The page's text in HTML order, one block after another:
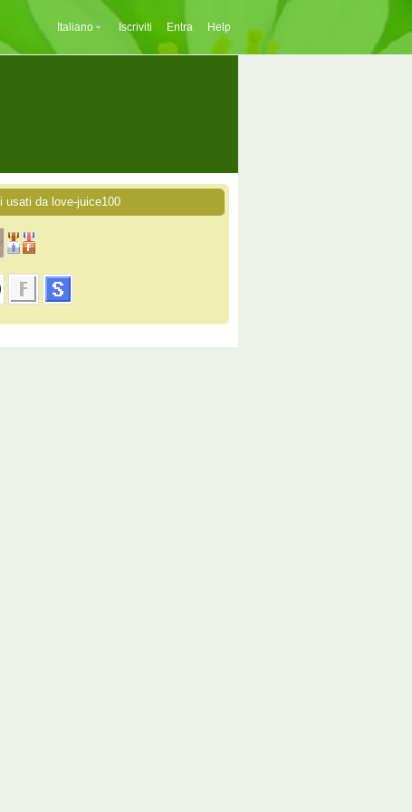
Italiano Iscriviti Entra Help
usati da love-juice100